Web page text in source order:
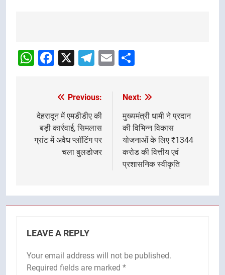
navigation
WhatsApp
Facebook
X Telegram
Email
navigation
Previous:
देहरादून में एमडीडीए की
बड़ी कार्रवाई, सिमलास
ग्रांट में अवैध प्लॉटिंग पर
चला बुलडोजर
Next:
मुख्यमंत्री धामी ने प्रदान
की विभिन्न विकास
योजनाओं के लिए ₹1344
करोड की वित्तीय एवं
प्रशासनिक स्वीकृति
LEAVE A REPLY
Your email address will not be published.
Required fields are marked *